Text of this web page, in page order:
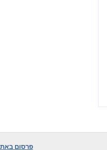
פרסום